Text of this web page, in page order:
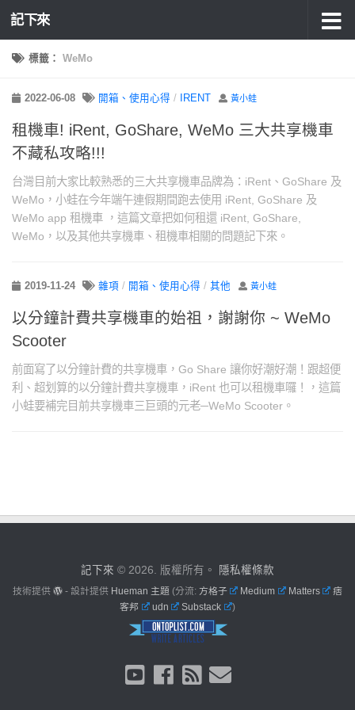
記下來
標籤： WeMo
2022-06-08 開箱、使用心得 / IRENT 黃小蛙
租機車! iRent, GoShare, WeMo 三大共享機車
不藏私攻略!!!
台灣目前大家比較熟悉的三大共享機車品牌為：iRent、GoShare 及
WeMo，小蛙在今年端午連假期間跑去使用 iRent, GoShare 及
WeMo app 租機車 ，這篇文章把如何租還 iRent, GoShare,
WeMo，以及其他共享機車、租機車相關的問題記下來。
2019-11-24 雜項 / 開箱、使用心得 / 其他 黃小蛙
以分鐘計費共享機車的始祖，謝謝你 ~ WeMo
Scooter
前面寫了以分鐘計費的共享機車，Go Share 讓你好潮好潮！跟超便
利、超划算的以分鐘計費共享機車，iRent 也可以租機車囉！，這篇
小蛙要補完目前共享機車三巨頭的元老─WeMo Scooter。
記下來 © 2026. 版權所有。 隱私權條款
技術提供 - 設計提供 Hueman 主題 (分流: 方格子 Medium Matters
痞
客邦
udn Substack )